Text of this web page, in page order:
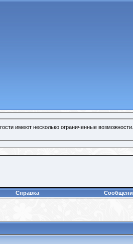
имеют несколько ограниченные
Справка